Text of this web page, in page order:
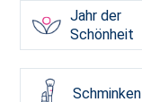
Jahr der
Schönheit
Schminken